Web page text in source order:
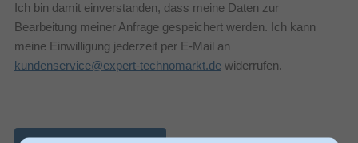
Ich bin damit einverstanden, dass meine Daten zur
Bearbeitung meiner Anfrage gespeichert werden. Ich kann
meine Einwilligung jederzeit per E-Mail an
kundenservice@expert-technomarkt.de widerrufen.